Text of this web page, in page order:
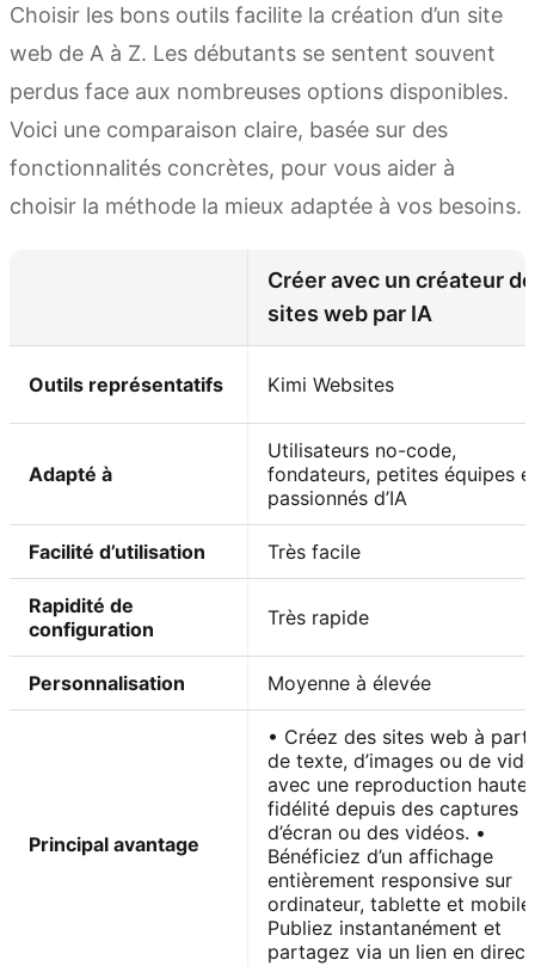
Choisir les bons outils facilite la création d’un site
web de A à Z. Les débutants se sentent souvent
perdus face aux nombreuses options disponibles.
Voici une comparaison claire, basée sur des
fonctionnalités concrètes, pour vous aider à
choisir la méthode la mieux adaptée à vos besoins.
Créer avec un créateur de
sites web par IA
Outils représentatifs Kimi Websites
Adapté à
Utilisateurs no-code,
fondateurs, petites équipes
passionnés d’IA
Facilité d’utilisation Très facile
Rapidité de
configuration
Très rapide
Personnalisation Moyenne à élevée
Principal avantage
• Créez des sites web à
de texte, d’images ou de
avec une reproduction haute
fidélité depuis des captures
d’écran ou des vidéos. •
Bénéficiez d’un affichage
entièrement responsive sur
ordinateur, tablette et
Publiez instantanément et
partagez via un lien en